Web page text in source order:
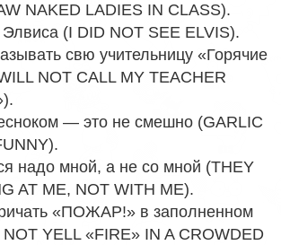
NAKED LADIES IN CLASS).
(I DID NOT SEE ELVIS).
свю учительницу «Горячие
NOT CALL MY TEACHER
— это не смешно (GARLIC
надо мной, а не со мной (THEY
AT ME, NOT WITH ME).
«ПОЖАР!» в заполненном
NOT YELL «FIRE» IN A CROWDED